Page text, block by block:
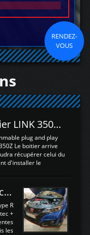
RENDEZ-
VOUS
Test du boitier LINK 350Z Plugin ECU
plug and play
Le boitier arrive
récupérer celui du
d'installer le
de la large bande
sweeney deepfake
sera connectée sur
pour
l'information est une
variable d'un
Préparation Honda Civic Type R FK2
R
+
les